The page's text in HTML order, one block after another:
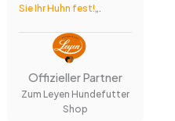
Sie Ihr Huhn fest!„.
Offizieller Partner
Zum Leyen Hundefutter
Shop